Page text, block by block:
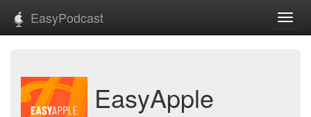
EasyPodcast
EasyApple